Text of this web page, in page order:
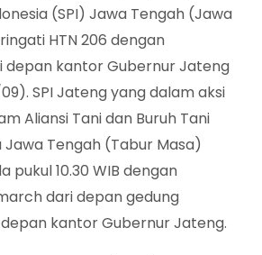
(SPI) Jawa Tengah (Jawa
HTN 206 dengan
depan kantor Gubernur Jateng
SPI Jateng yang dalam aksi
Aliansi Tani dan Buruh Tani
Jawa Tengah (Tabur Masa)
pukul 10.30 WIB dengan
dari depan gedung
kantor Gubernur Jateng.